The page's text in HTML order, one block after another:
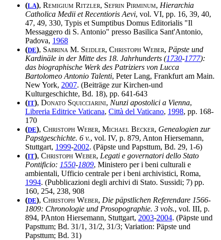
(LA), Remigium Ritzler, Sefrin Pirminum, Hierarchia
Catholica Medii et Recentioris Aevi, vol. VI, pp. 16, 39, 40,
47, 49, 330, Typis et Sumptibus Domus Editorialis "Il
Messaggero di S. Antonio" presso Basilica Sant'Antonio,
Padova, 1968
(DE), Sabrina M. Seidler, Christoph Weber, Päpste und
Kardinäle in der Mitte des 18. Jahrhunderts (1730-1777):
das biographische Werk des Patriziers von Lucca
Bartolomeo Antonio Talenti, Peter Lang, Frankfurt am Main.
New York, 2007. (Beiträge zur Kirchen-und
Kulturgeschichte, Bd. 18), pp. 641-643
(IT), Donato Squicciarini, Nunzi apostolici a Vienna,
Libreria Editrice Vaticana, Città del Vaticano, 1998, pp. 168-
170
(DE), Christoph Weber, Michael Becker, Genealogien zur
Papstgeschichte. 6 v., vol. IV, p. 879, Anton Hiersemann,
Stuttgart, 1999-2002. (Päpste und Papsttum, Bd. 29, 1-6)
(IT), Christoph Weber, Legati e governatori dello Stato
Pontificio: 1550-1809, Ministero per i beni culturali e
ambientali, Ufficio centrale per i beni archivistici, Roma,
1994. (Pubblicazioni degli archivi di Stato. Sussidi; 7) pp.
160, 254, 238, 908
(DE), Christoph Weber, Die päpstlichen Referendare 1566-
1809: Chronologie und Prosopographie. 3 vols., vol. III, p.
894, PAnton Hiersemann, Stuttgart, 2003-2004. (Päpste und
Papsttum; Bd. 31/1, 31/2, 31/3; Variation: Päpste und
Papsttum; Bd. 31)